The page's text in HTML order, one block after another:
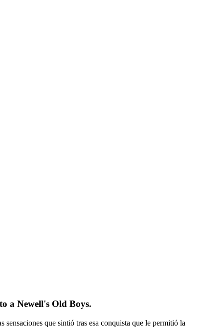
a Newell's Old Boys.
que sintió tras esa conquista que le permitió la